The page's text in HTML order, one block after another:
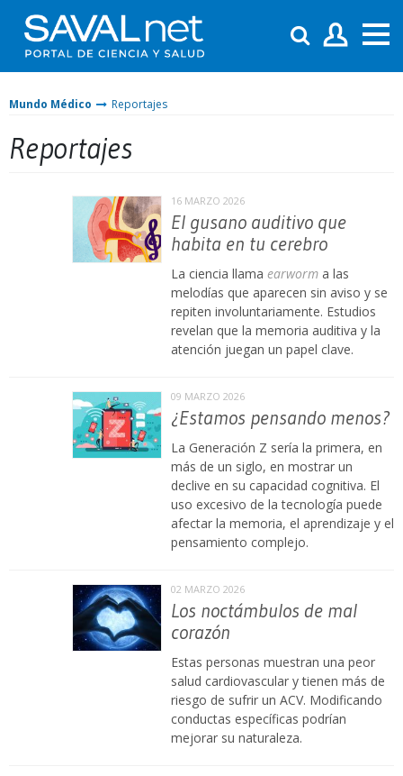
Mundo Médico Reportajes
Reportajes
16 MARZO 2026
El gusano auditivo que
habita en tu cerebro
La ciencia llama earworm a las
melodías que aparecen sin aviso y se
repiten involuntariamente. Estudios
revelan que la memoria auditiva y la
atención juegan un papel clave.
09 MARZO 2026
¿Estamos pensando menos?
La Generación Z sería la primera, en
más de un siglo, en mostrar un
declive en su capacidad cognitiva. El
uso excesivo de la tecnología puede
afectar la memoria, el aprendizaje y el
pensamiento complejo.
02 MARZO 2026
Los noctámbulos de mal
corazón
Estas personas muestran una peor
salud cardiovascular y tienen más de
riesgo de sufrir un ACV. Modificando
conductas específicas podrían
mejorar su naturaleza.